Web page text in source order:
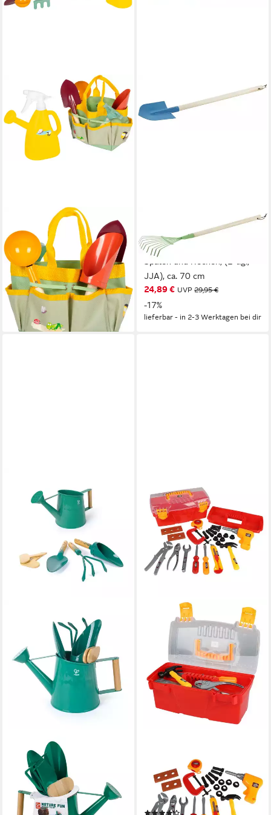
SMALL FOOT
Kinder-Gartenset
Gartentasche + Werkzeug,
Tiny Garden, (Set, 6-tlg)
ab 16,25 €
UVP 21,99 €
-26%
lieferbar - in 3-4 Werktagen bei dir
Kinder-Gartenset 2-teiliges
Kinder Gartenwerkzeug,
JJA), ca. 70 cm
24,89 € UVP 29,95 €
-17%
lieferbar - in 2-3 Werktagen bei dir
Kinder-Gartenset Nature Fun
Gartenwerkzeug-Set, (6-tlg),
mit Gießkanne, Kelle, Harke
und Schaufel ab 4 Jahre
Kinder-Spaten Kinder-
Werkzeug-Set 24-tlg
Werkzeugkoffer
Werkzeugkiste
(1)